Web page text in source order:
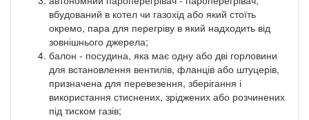
вбудований в котел чи газохід або який стоїть
окремо, пара для перегріву в який надходить від
зовнішнього джерела;
балон - посудина, яка має одну або дві горловини
для встановлення вентилів, фланців або штуцерів,
призначена для перевезення, зберігання і
використання стиснених, зріджених або розчинених
під тиском газів;